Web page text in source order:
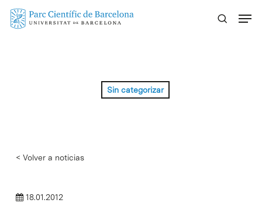
Skip
Sin categorizar
< Volver a noticias
18.01.2012